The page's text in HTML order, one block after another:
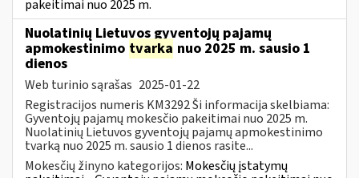
pakeitimai nuo 2025 m.
Nuolatinių Lietuvos gyventojų pajamų
apmokestinimo tvarka nuo 2025 m. sausio 1
dienos
Web turinio sąrašas 2025-01-22
Registracijos numeris KM3292 Ši informacija skelbiama:
Gyventojų pajamų mokesčio pakeitimai nuo 2025 m.
Nuolatinių Lietuvos gyventojų pajamų apmokestinimo
tvarką nuo 2025 m. sausio 1 dienos rasite...
Mokesčių žinyno kategorijos: Mokesčių įstatymų